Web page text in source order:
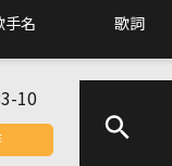
手名 歌詞
10